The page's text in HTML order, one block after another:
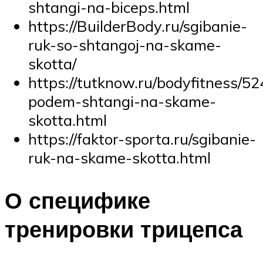
shtangi-na-biceps.html
https://BuilderBody.ru/sgibanie-
ruk-so-shtangoj-na-skame-
skotta/
https://tutknow.ru/bodyfitness/
podem-shtangi-na-skame-
skotta.html
https://faktor-sporta.ru/sgibanie-
ruk-na-skame-skotta.html
О специфике
тренировки трицепса